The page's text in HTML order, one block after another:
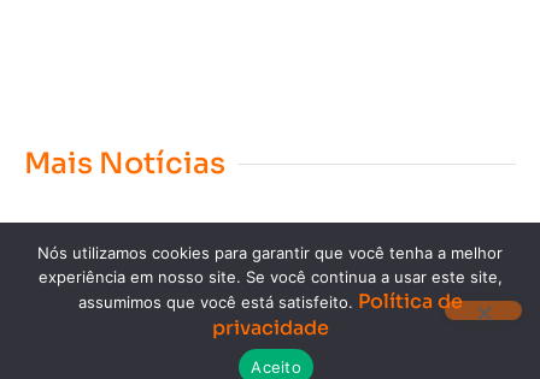
Mais Notícias
Copyright © 2023. Todos os direitos reservados.
Nós utilizamos cookies para garantir que você tenha a melhor
experiência em nosso site. Se você continua a usar este site,
assumimos que você está satisfeito. Política de
privacidade
Aceito